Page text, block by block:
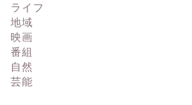
ライフ
地域
映画
番組
自然
芸能